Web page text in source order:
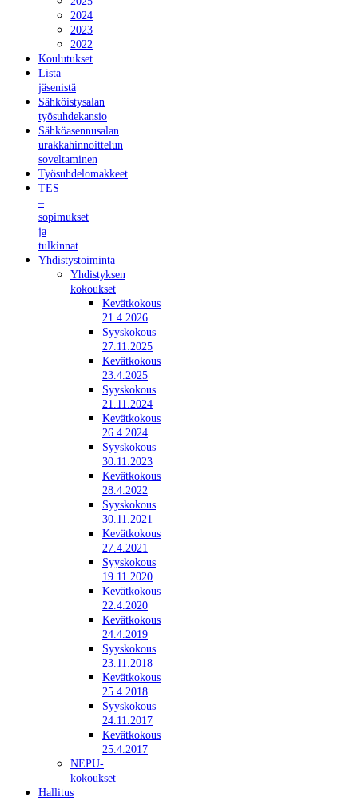
2024
2023
2022
Koulutukset
Lista
jäsenistä
Sähköistysalan
työsuhdekansio
Sähköasennusalan
urakkahinnoittelun
soveltaminen
Työsuhdelomakkeet
TES
–
sopimukset
ja
tulkinnat
Yhdistystoiminta
Yhdistyksen
kokoukset
Kevätkokous
21.4.2026
Syyskokous
27.11.2025
Kevätkokous
23.4.2025
Syyskokous
21.11.2024
Kevätkokous
26.4.2024
Syyskokous
30.11.2023
Kevätkokous
28.4.2022
Syyskokous
30.11.2021
Kevätkokous
27.4.2021
Syyskokous
19.11.2020
Kevätkokous
22.4.2020
Kevätkokous
24.4.2019
Syyskokous
23.11.2018
Kevätkokous
25.4.2018
Syyskokous
24.11.2017
Kevätkokous
25.4.2017
NEPU-
kokoukset
Hallitus